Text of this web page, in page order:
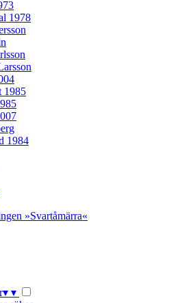
1978
1985
1984
»Svartåmärra«
▾ ▾